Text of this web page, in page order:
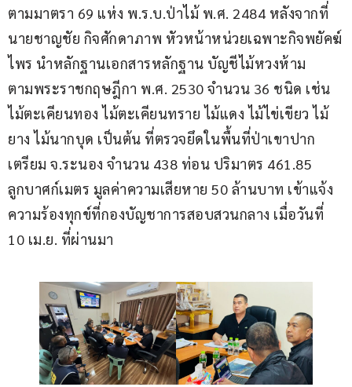
ตามมาตรา 69 แห่ง พ.ร.บ.ป่าไม้ พ.ศ. 2484 หลังจากที่
นายชาญชัย กิจศักดาภาพ หัวหน้าหน่วยเฉพาะกิจพยัคฆ์
ไพร นำหลักฐานเอกสารหลักฐาน บัญชีไม้หวงห้าม
ตามพระราชกฤษฎีกา พ.ศ. 2530 จำนวน 36 ชนิด เช่น
ไม้ตะเคียนทอง ไม้ตะเคียนทราย ไม้แดง ไม้ไข่เขียว ไม้
ยาง ไม้นากบุด เป็นต้น ที่ตรวจยึดในพื้นที่ป่าเขาปาก
เตรียม จ.ระนอง จำนวน 438 ท่อน ปริมาตร 461.85
ลูกบาศก์เมตร มูลค่าความเสียหาย 50 ล้านบาท เข้าแจ้ง
ความร้องทุกข์ที่กองบัญชาการสอบสวนกลาง เมื่อวันที่
10 เม.ย. ที่ผ่านมา